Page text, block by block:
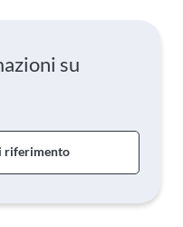
su
riferimento